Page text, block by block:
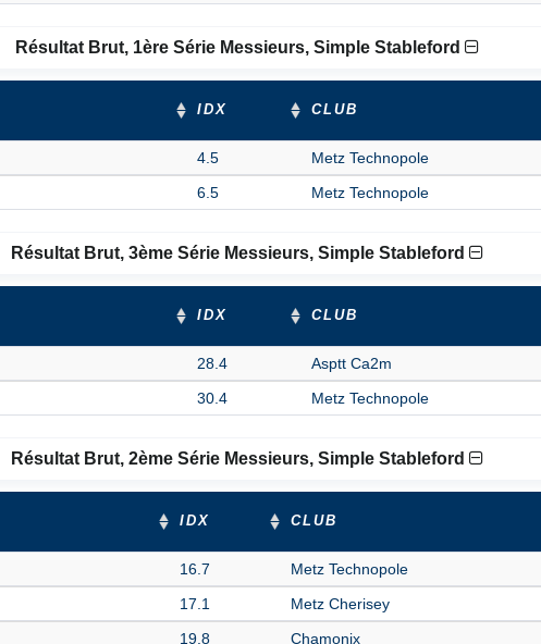
Résultat Brut, 1ère Série Messieurs, Simple Stableford
IDX CLUB
4.5 Metz Technopole
6.5 Metz Technopole
Résultat Brut, 3ème Série Messieurs, Simple Stableford
IDX CLUB
28.4 Asptt Ca2m
30.4 Metz Technopole
Résultat Brut, 2ème Série Messieurs, Simple Stableford
IDX CLUB
16.7 Metz Technopole
17.1 Metz Cherisey
19.8 Chamonix